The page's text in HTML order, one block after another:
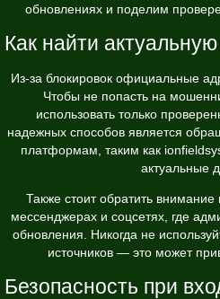
обновлениях и поделим
Как найти
Из-за блокировок официальные
Чтобы не попасть на
использовать только
надежных способов является
платформам, таким как
актуальные
Также стоит обратить
мессенджерах и соцсетях, где
обновления. Никогда не
источников — это может
Безопасность при